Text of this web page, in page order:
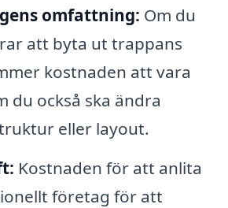
omfattning: Om du
att byta ut trappans
kostnaden att vara
du också ska ändra
eller layout.
Kostnaden för att anlita
företag för att